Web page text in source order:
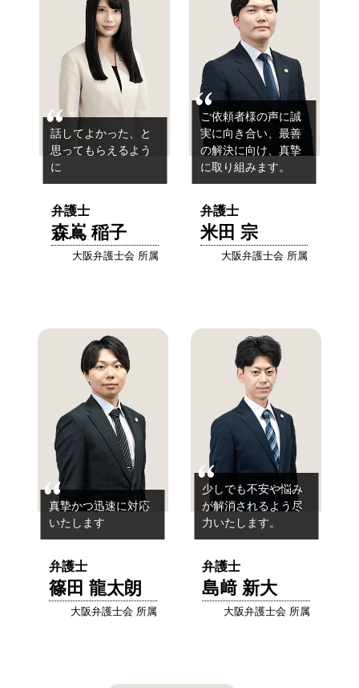
話してよかった、と
思ってもらえるよう
に
弁護士
森嶌 稲子
大阪弁護士会 所属
ご依頼者様の声に誠
実に向き合い、最善
の解決に向け、真摯
に取り組みます。
弁護士
米田 宗
大阪弁護士会 所属
真摯かつ迅速に対応
いたします
弁護士
篠田 龍太朗
大阪弁護士会 所属
少しでも不安や悩み
が解消されるよう尽
力いたします。
弁護士
島﨑 新大
大阪弁護士会 所属